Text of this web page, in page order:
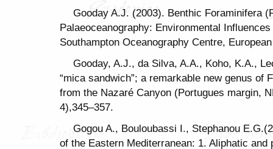
Gooday A.J. (2003). Benthic Foraminifera
Palaeoceanography: Environmental
Southampton Oceanography Centre,
Gooday, A.J., da Silva, A.A., Koho, K.A.,
“mica sandwich”; a remarkable new genus of
from the Nazaré Canyon (Portugues margin,
4),345–357.
Gogou A., Bouloubassi I., Stephanou
of the Eastern Mediterranean: 1. Aliphatic